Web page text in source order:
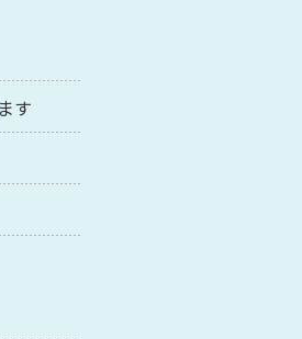
す